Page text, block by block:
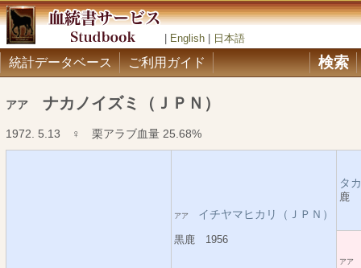
English 日本語
統計データベース ご利用ガイド 検索
アア ナカノイズミ（ＪＰＮ）
1972. 5.13 ♀ 栗アラブ血量 25.68%
アア イチヤマヒカリ（ＪＰＮ）
黒鹿 1956
タ
鹿
ア